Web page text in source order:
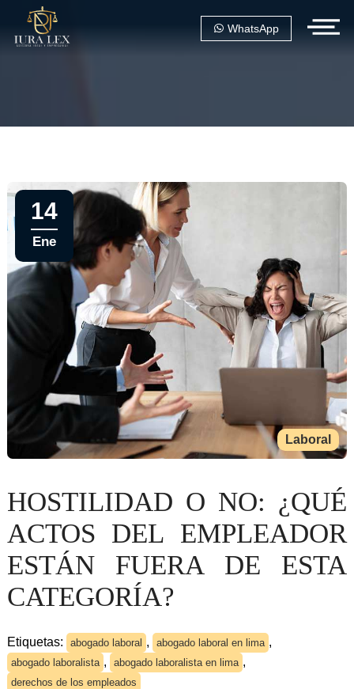
WhatsApp
Laboral
14
Ene
HOSTILIDAD O NO: ¿QUÉ
ACTOS DEL EMPLEADOR
ESTÁN FUERA DE ESTA
CATEGORÍA?
Etiquetas: abogado laboral , abogado laboral en lima ,
abogado laboralista , abogado laboralista en lima ,
derechos de los empleados